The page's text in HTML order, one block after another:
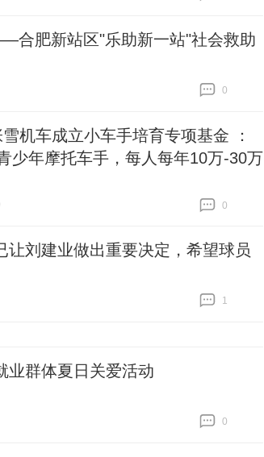
合肥新站区"乐助新一站"社会救助
0
机车成立小车手培育专项基金 ：
少年摩托车手，每人每年10万-30万
0
让刘建业做出重要决定，希望球员
1
业群体夏日关爱活动
0